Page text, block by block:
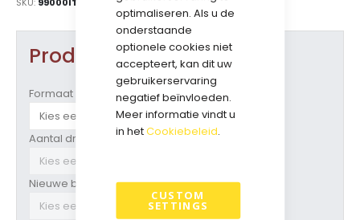
optimaliseren. Als u de
onderstaande
optionele cookies niet
accepteert, kan dit uw
gebruikerservaring
negatief beïnvloeden.
Meer informatie vindt u
in hetCookiebeleid.
CUSTOM
SETTINGS
SKU 99000ITS
Product opties
Formaat (b + d x h)
Aantal drukkleuren
Nieuwe bedrukking ?